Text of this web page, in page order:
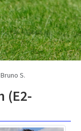
Bruno S.
(E2-